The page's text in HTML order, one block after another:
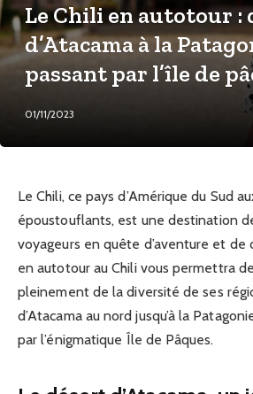
Le Chili en autotour :
d’Atacama à la
passant par l’île de
01/11/2023
Le Chili, ce pays d’Amérique du Sud
époustouflants, est une destination
voyageurs en quête d’aventure et de
en autotour au Chili vous permettra
pleinement de la diversité de ses
d’Atacama au nord jusqu’à la
par l’énigmatique Île de Pâques.